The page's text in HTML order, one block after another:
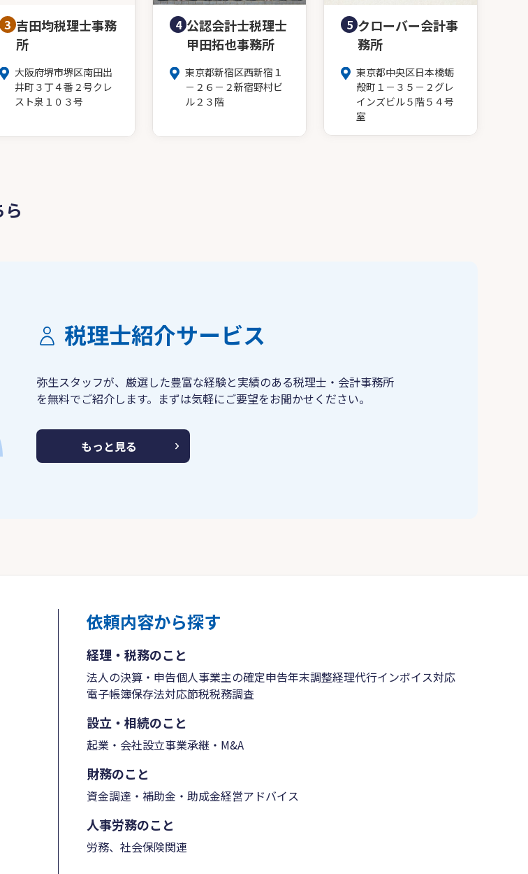
3 吉田均税理士事務
所
大阪府堺市堺区南田出
井町３丁４番２号クレ
スト泉１０３号
4 公認会計士税理士
甲田拓也事務所
東京都新宿区西新宿１
－２６－２新宿野村ビ
ル２３階
5 クローバー会計事
務所
東京都中央区日本橋蛎
殻町１－３５－２グレ
インズビル５階５４号
室
税理士紹介サービス
弥生スタッフが、厳選した豊富な経験と実績のある税理士・会計事務所
を無料でご紹介します。まずは気軽にご要望をお聞かせください。
もっと見る
依頼内容から探す
経理・税務のこと
法人の決算・申告個人事業主の確定申告年末調整経理代行インボイス対応
電子帳簿保存法対応節税税務調査
設立・相続のこと
起業・会社設立事業承継・M&A
財務のこと
資金調達・補助金・助成金経営アドバイス
人事労務のこと
労務、社会保険関連